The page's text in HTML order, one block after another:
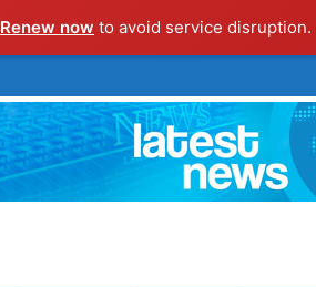
Renew now to avoid service disruption.